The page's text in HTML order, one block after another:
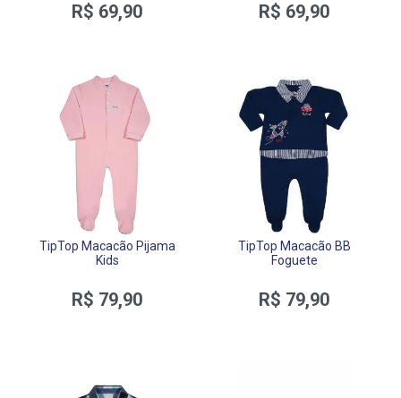
R$ 69,90 R$ 69,90
TipTop Macacão Pijama
Kids
R$ 79,90
TipTop Macacão BB
Foguete
R$ 79,90